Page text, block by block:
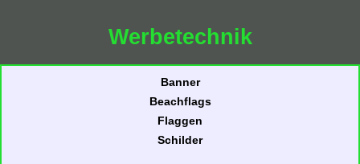
Werbetechnik
Banner
Beachflags
Flaggen
Schilder